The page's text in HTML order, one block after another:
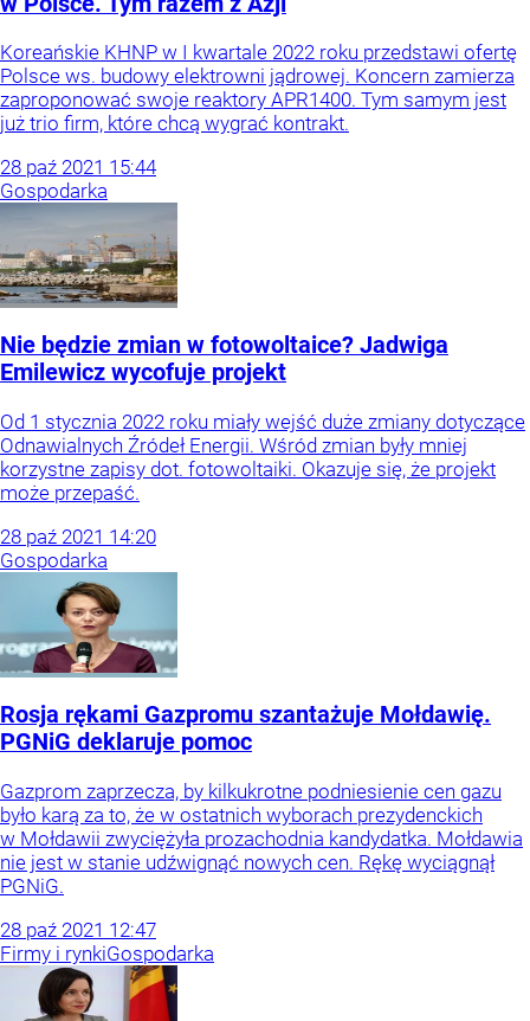
Koreańskie KHNP w I kwartale 2022 roku przedstawi ofertę
Polsce ws. budowy elektrowni jądrowej. Koncern zamierza
zaproponować swoje reaktory APR1400. Tym samym jest
już trio firm, które chcą wygrać kontrakt.
28 paź 2021 15:44
Gospodarka
Nie będzie zmian w fotowoltaice? Jadwiga
Emilewicz wycofuje projekt
Od 1 stycznia 2022 roku miały wejść duże zmiany dotyczące
Odnawialnych Źródeł Energii. Wśród zmian były mniej
korzystne zapisy dot. fotowoltaiki. Okazuje się, że projekt
może przepaść.
28 paź 2021 14:20
Gospodarka
Rosja rękami Gazpromu szantażuje Mołdawię.
PGNiG deklaruje pomoc
Gazprom zaprzecza, by kilkukrotne podniesienie cen gazu
było karą za to, że w ostatnich wyborach prezydenckich
w Mołdawii zwyciężyła prozachodnia kandydatka. Mołdawia
nie jest w stanie udźwignąć nowych cen. Rękę wyciągnął
PGNiG.
28 paź 2021 12:47
Firmy i rynkiGospodarka